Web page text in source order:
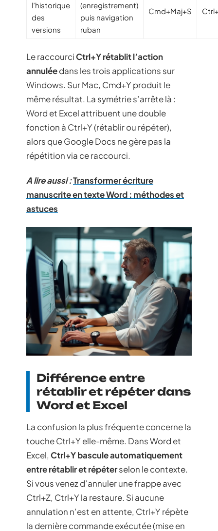
l’historique
des
versions
(enregistrement)
puis navigation
ruban
Cmd+Maj+S
Le raccourciCtrl+Y rétablit l’action
annuléedans les trois applications sur
Windows. Sur Mac, Cmd+Y produit le
même résultat. La symétrie s’arrête là :
Word et Excel attribuent une double
fonction à Ctrl+Y (rétablir ou répéter),
alors que Google Docs ne gère pas la
répétition via ce raccourci.
A lire aussi :Transformer écriture
manuscrite en texte Word : méthodes et
astuces
Différence entre
rétablir et répéter dans
Word et Excel
La confusion la plus fréquente concerne la
touche Ctrl+Y elle-même. Dans Word et
Excel, Ctrl+Y bascule automatiquement
entre rétablir et répéterselon le contexte.
Si vous venez d’annuler une frappe avec
Ctrl+Z, Ctrl+Y la restaure. Si aucune
annulation n’est en attente, Ctrl+Y répète
la dernière commande exécutée (mise en